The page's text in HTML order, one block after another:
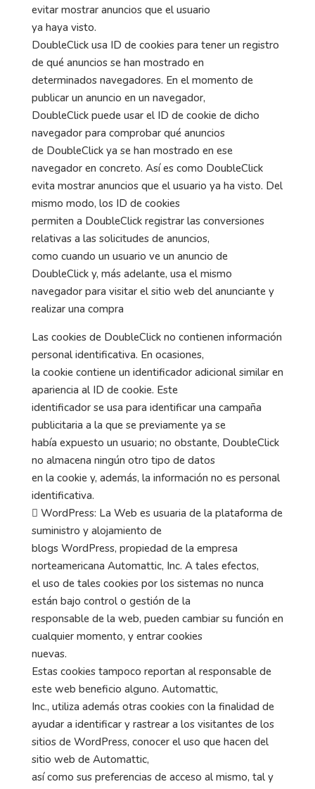
evitar mostrar anuncios que el usuario
ya haya visto.
DoubleClick usa ID de cookies para tener un registro
de qué anuncios se han mostrado en
determinados navegadores. En el momento de
publicar un anuncio en un navegador,
DoubleClick puede usar el ID de cookie de dicho
navegador para comprobar qué anuncios
de DoubleClick ya se han mostrado en ese
navegador en concreto. Así es como DoubleClick
evita mostrar anuncios que el usuario ya ha visto. Del
mismo modo, los ID de cookies
permiten a DoubleClick registrar las conversiones
relativas a las solicitudes de anuncios,
como cuando un usuario ve un anuncio de
DoubleClick y, más adelante, usa el mismo
navegador para visitar el sitio web del anunciante y
realizar una compra
Las cookies de DoubleClick no contienen información
personal identificativa. En ocasiones,
la cookie contiene un identificador adicional similar en
apariencia al ID de cookie. Este
identificador se usa para identificar una campaña
publicitaria a la que se previamente ya se
había expuesto un usuario; no obstante, DoubleClick
no almacena ningún otro tipo de datos
en la cookie y, además, la información no es personal
identificativa.
 WordPress: La Web es usuaria de la plataforma de
suministro y alojamiento de
blogs WordPress, propiedad de la empresa
norteamericana Automattic, Inc. A tales efectos,
el uso de tales cookies por los sistemas no nunca
están bajo control o gestión de la
responsable de la web, pueden cambiar su función en
cualquier momento, y entrar cookies
nuevas.
Estas cookies tampoco reportan al responsable de
este web beneficio alguno. Automattic,
Inc., utiliza además otras cookies con la finalidad de
ayudar a identificar y rastrear a los visitantes de los
sitios de WordPress, conocer el uso que hacen del
sitio web de Automattic,
así como sus preferencias de acceso al mismo, tal y